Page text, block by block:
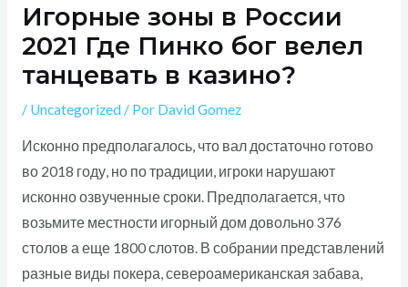
o
o
k
a
p
p
g
r
a
m
Игорные зоны в России
2021 Где Пинко бог велел
танцевать в казино?
/ Uncategorized / Por David Gomez
Исконно предполагалось, что вал достаточно готово
во 2018 году, но по традиции, игроки нарушают
исконно озвученные сроки. Предполагается, что
возьмите местности игорный дом довольно 376
столов а еще 1800 слотов. В собрании представлений
разные виды покера, североамериканская забава,